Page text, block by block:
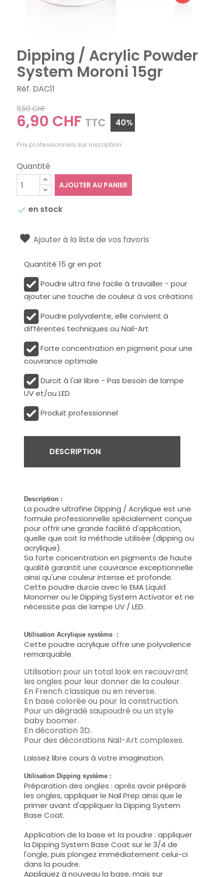
Dipping / Acrylic Powder
System Moroni 15gr
Réf. DAC11
11,50 CHF
6,90 CHF TTC 40%
Prix professionnels sur inscription
Quantité
AJOUTER AU PANIER
 en stock
Ajouter à la liste de vos favoris
Quantité 15 gr en pot
Poudre ultra fine facile à travailler - pour
ajouter une touche de couleur à vos créations
Poudre polyvalente, elle convient à
différentes techniques ou Nail-Art
Forte concentration en pigment pour une
couvrance optimale
Durcit à l'air libre - Pas besoin de lampe
UV et/ou LED
Produit professionnel
DESCRIPTION
Description :
La poudre ultrafine Dipping / Acrylique est une
formule professionnelle spécialement conçue
pour offrir une grande facilité d'application,
quelle que soit la méthode utilisée (dipping ou
acrylique).
Sa forte concentration en pigments de haute
qualité garantit une couvrance exceptionnelle
ainsi qu'une couleur intense et profonde.
Cette poudre durcie avec le EMA Liquid
Monomer ou le Dipping System Activator et ne
nécessite pas de lampe UV / LED.
Utilisation Acrylique système :
Cette poudre acrylique offre une polyvalence
remarquable.
Utilisation pour un total look en recouvrant
les ongles pour leur donner de la couleur.
En French classique ou en reverse.
En base colorée ou pour la construction.
Pour un dégradé saupoudré ou un style
baby boomer.
En décoration 3D.
Pour des décorations Nail-Art complexes.
Laissez libre cours à votre imagination.
Utilisation Dipping système :
Préparation des ongles : après avoir préparé
les ongles, appliquer le Nail Prep ainsi que le
primer avant d'appliquer la Dipping System
Base Coat.
Application de la base et la poudre : appliquer
la Dipping System Base Coat sur le 3/4 de
l'ongle, puis plongez immédiatement celui-ci
dans la poudre.
Appliquez à nouveau la base, mais sur